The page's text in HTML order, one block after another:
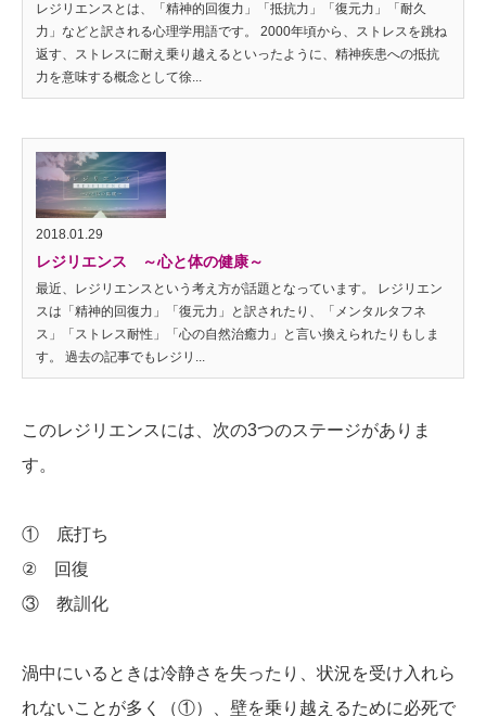
レジリエンスとは、「精神的回復力」「抵抗力」「復元力」「耐久
力」などと訳される心理学用語です。 2000年頃から、ストレスを跳ね
返す、ストレスに耐え乗り越えるといったように、精神疾患への抵抗
力を意味する概念として徐...
2018.01.29
レジリエンス ～心と体の健康～
最近、レジリエンスという考え方が話題となっています。 レジリエン
スは「精神的回復力」「復元力」と訳されたり、「メンタルタフネ
ス」「ストレス耐性」「心の自然治癒力」と言い換えられたりもしま
す。 過去の記事でもレジリ...
このレジリエンスには、次の3つのステージがありま
す。
① 底打ち
② 回復
③ 教訓化
渦中にいるときは冷静さを失ったり、状況を受け入れら
れないことが多く（①）、壁を乗り越えるために必死で